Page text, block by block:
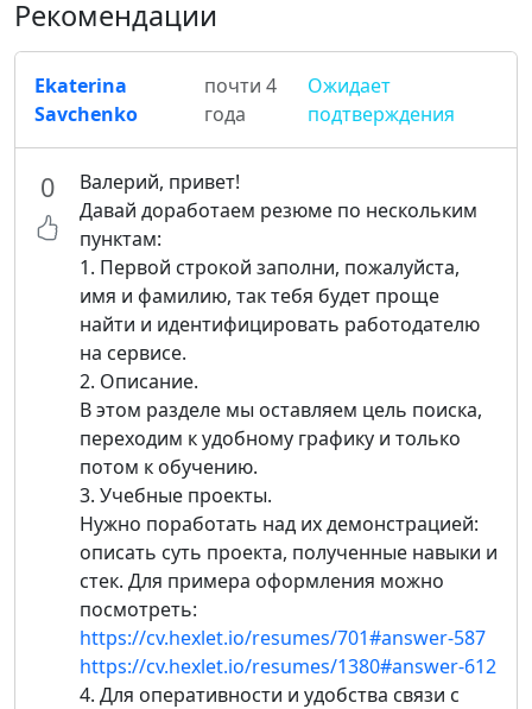
Рекомендации
Ekaterina
Savchenko
почти 4
года
Ожидает
подтверждения
0
Валерий, привет!
Давай доработаем резюме по нескольким
пунктам:
1. Первой строкой заполни, пожалуйста,
имя и фамилию, так тебя будет проще
найти и идентифицировать работодателю
на сервисе.
2. Описание.
В этом разделе мы оставляем цель поиска,
переходим к удобному графику и только
потом к обучению.
3. Учебные проекты.
Нужно поработать над их демонстрацией:
описать суть проекта, полученные навыки и
стек. Для примера оформления можно
посмотреть:
https://cv.hexlet.io/resumes/701#answer-587
https://cv.hexlet.io/resumes/1380#answer-612
4. Для оперативности и удобства связи с